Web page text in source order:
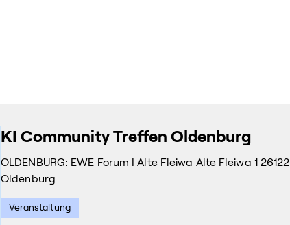
KI Community Treffen Oldenburg
OLDENBURG: EWE Forum I Alte Fleiwa Alte Fleiwa 1 26122
Oldenburg
Veranstaltung